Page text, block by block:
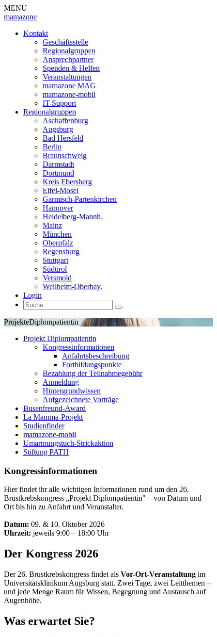
MENU
mamazone
Kontakt
Geschäftsstelle
Regionalgruppen
Ansprechpartner
Spenden & Helfen
Veranstaltungen
mamazone MAG
mamazone-mobil
IT-Support
Regionalgruppen
Aschaffenburg
Augsburg
Bad Hersfeld
Berlin
Braunschweig
Darmstadt
Dortmund
Kreis Ebersberg
Eifel-Mosel
Garmisch-Partenkirchen
Hannover
Heidelberg-Mannh.
Mainz
München
Oberpfalz
Regensburg
Stuttgart
Südtirol
Versmold
Weilheim-Oberbay.
Login
ProjekteDiplompatientin
Projekt Diplompatientin
Kongressinformationen
Anfahrtsbeschreibung
Fortbildungspunkte
Bezahlung der Teilnahmegebühr
Anmeldung
Hintergrundwissen
Aufgezeichnete Vorträge
Busenfreund-Award
La Mamma-Projekt
Studienfinder
mamazone-mobil
Umarmungstuch-Strickaktion
Stiftung PATH
Kongressinformationen
Hier findet ihr alle wichtigen Informationen rund um den 26.
Brustkrebskongress „Projekt Diplompatientin" – von Datum und
Ort bis hin zu Anfahrt und Veranstalter.
Datum: 09. & 10. Oktober 2026
Uhrzeit: jeweils 9:00 – 18:00 Uhr
Der Kongress 2026
Der 26. Brustkrebskongress findet als Vor-Ort-Veranstaltung im
Universitätsklinikum Augsburg statt. Zwei Tage, zwei Leitthemen –
und jede Menge Raum für Wissen, Begegnung und Austausch auf
Augenhöhe.
Was erwartet Sie?